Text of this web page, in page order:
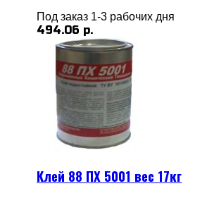
Под заказ 1-3 рабочих дня
494.06 р.
Клей 88 ПХ 5001 вес 17кг